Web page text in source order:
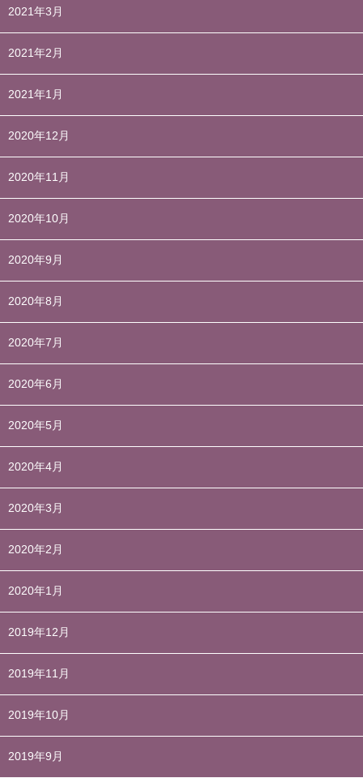
2021年3月
2021年2月
2021年1月
2020年12月
2020年11月
2020年10月
2020年9月
2020年8月
2020年7月
2020年6月
2020年5月
2020年4月
2020年3月
2020年2月
2020年1月
2019年12月
2019年11月
2019年10月
2019年9月